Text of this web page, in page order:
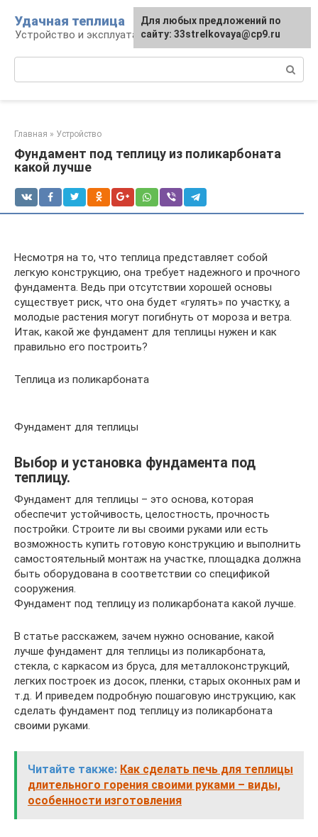
контенту
Удачная теплица
Устройство и эксплуатация теплиц
Главная » Устройство
Фундамент под теплицу из поликарбоната
какой лучше
Несмотря на то, что теплица представляет собой
легкую конструкцию, она требует надежного и прочного
фундамента. Ведь при отсутствии хорошей основы
существует риск, что она будет «гулять» по участку, а
молодые растения могут погибнуть от мороза и ветра.
Итак, какой же фундамент для теплицы нужен и как
правильно его построить?
Теплица из поликарбоната
Фундамент для теплицы
Выбор и установка фундамента под
теплицу.
Фундамент для теплицы – это основа, которая
обеспечит устойчивость, целостность, прочность
постройки. Строите ли вы своими руками или есть
возможность купить готовую конструкцию и выполнить
самостоятельный монтаж на участке, площадка должна
быть оборудована в соответствии со спецификой
сооружения.
Фундамент под теплицу из поликарбоната какой лучше.
В статье расскажем, зачем нужно основание, какой
лучше фундамент для теплицы из поликарбоната,
стекла, с каркасом из бруса, для металлоконструкций,
легких построек из досок, пленки, старых оконных рам и
т.д. И приведем подробную пошаговую инструкцию, как
сделать фундамент под теплицу из поликарбоната
своими руками.
Читайте также: Как сделать печь для теплицы
длительного горения своими руками – виды,
особенности изготовления
Для любых предложений по
сайту: 33strelkovaya@cp9.ru